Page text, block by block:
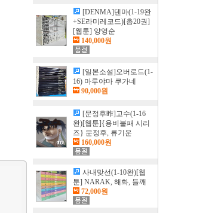
[DENMA]덴마(1-19완
+SE라미레코드)[총20권]
[웹툰] 양영순
140,000원
[일본소설]오버로드(1-
16) 마루야마 쿠가네
90,000원
[문정후昨]고수(1-16
완)[웹툰]{용비불패 시리
즈} 문정후, 류기운
160,000원
사내맞선(1-10완)[웹
툰] NARAK, 해화, 들깨
72,000원